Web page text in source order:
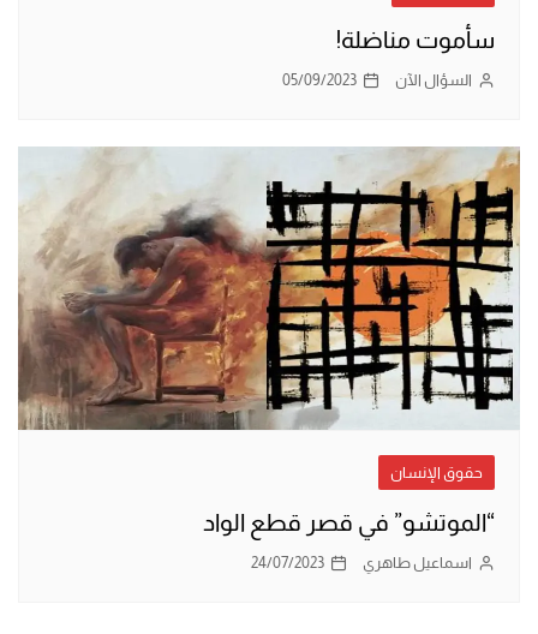
سأموت مناضلة!
السؤال الآن 05/09/2023
حقوق الإنسان
“الموتشو” في قصر قطع الواد
اسماعيل طاهري 24/07/2023